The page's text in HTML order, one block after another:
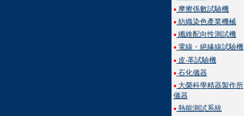
● 摩擦係數試驗機
● 紡織染色產業機械
● 纖維配向性測試機
● 電線・絕緣線試驗機
● 皮‧革試驗機
● 石化儀器
● 大榮科學精器製作所
儀器
● 熱能測試系統